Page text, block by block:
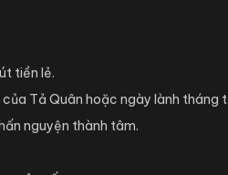
tiền lẻ.
Tả Quân hoặc ngày lành tháng
nguyện thành tâm.